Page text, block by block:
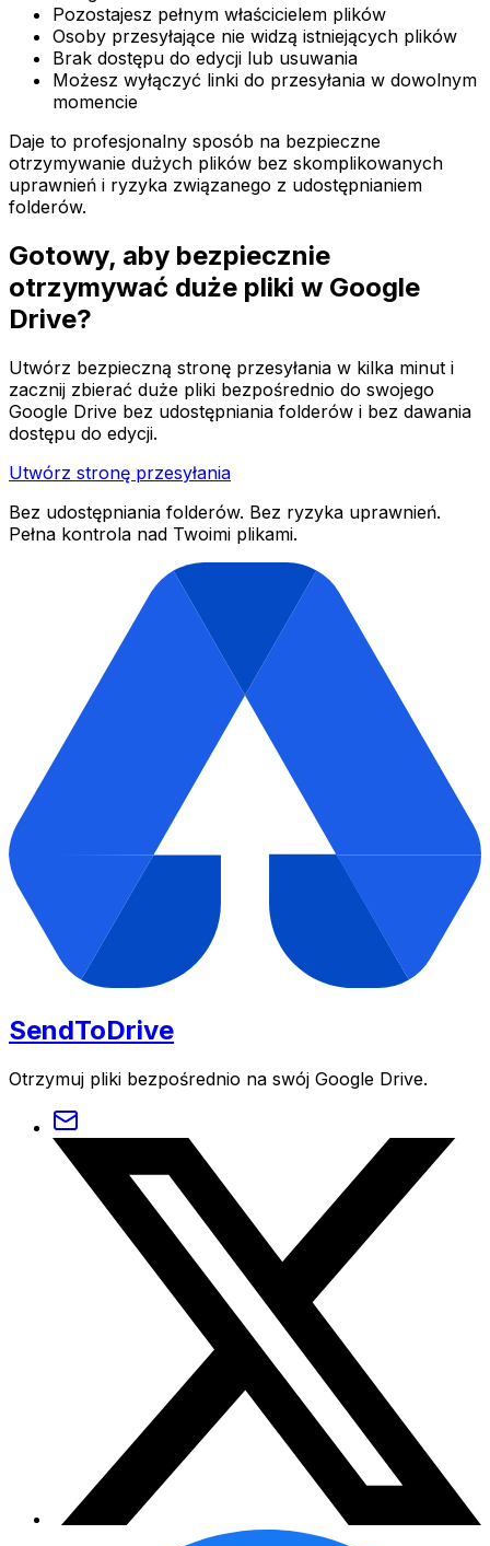
Pozostajesz pełnym właścicielem plików
Osoby przesyłające nie widzą istniejących plików
Brak dostępu do edycji lub usuwania
Możesz wyłączyć linki do przesyłania w dowolnym
momencie
Daje to profesjonalny sposób na bezpieczne
otrzymywanie dużych plików bez skomplikowanych
uprawnień i ryzyka związanego z udostępnianiem
folderów.
Gotowy, aby bezpiecznie
otrzymywać duże pliki w Google
Drive?
Utwórz bezpieczną stronę przesyłania w kilka minut i
zacznij zbierać duże pliki bezpośrednio do swojego
Google Drive bez udostępniania folderów i bez dawania
dostępu do edycji.
Utwórz stronę przesyłania
Bez udostępniania folderów. Bez ryzyka uprawnień.
Pełna kontrola nad Twoimi plikami.
SendToDrive
Otrzymuj pliki bezpośrednio na swój Google Drive.